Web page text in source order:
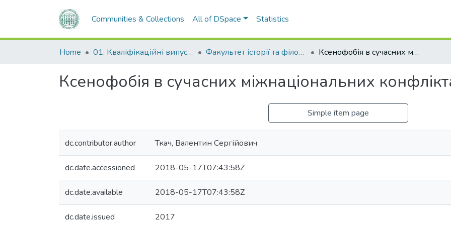
Communities & Collections All of DSpace Statistics
Home 01. Кваліфікаційні випускні роботи здобувачів вищої освіти Факультет історії та філософії Ксенофобія в сучасних міжнаціональних конфліктах
Ксенофобія в сучасних міжнаціональних
Simple item page
dc.contributor.author Ткач, Валентин Сергійович
dc.date.accessioned 2018-05-17T07:43:58Z
dc.date.available 2018-05-17T07:43:58Z
dc.date.issued 2017